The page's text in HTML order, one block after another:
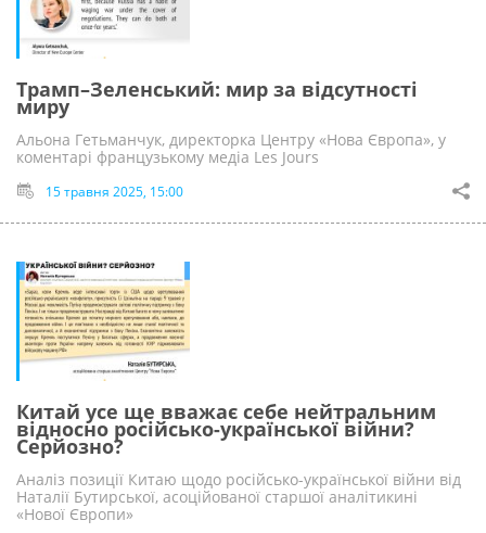
Трамп–Зеленський: мир за відсутності
миру
Альона Гетьманчук, директорка Центру «Нова Європа», у
коментарі французькому медіа Les Jours
15 травня 2025, 15:00
Китай усе ще вважає себе нейтральним
відносно російсько-української війни?
Серйозно?
Аналіз позиції Китаю щодо російсько-української війни від
Наталії Бутирської, асоційованої старшої аналітикині
«Нової Європи»